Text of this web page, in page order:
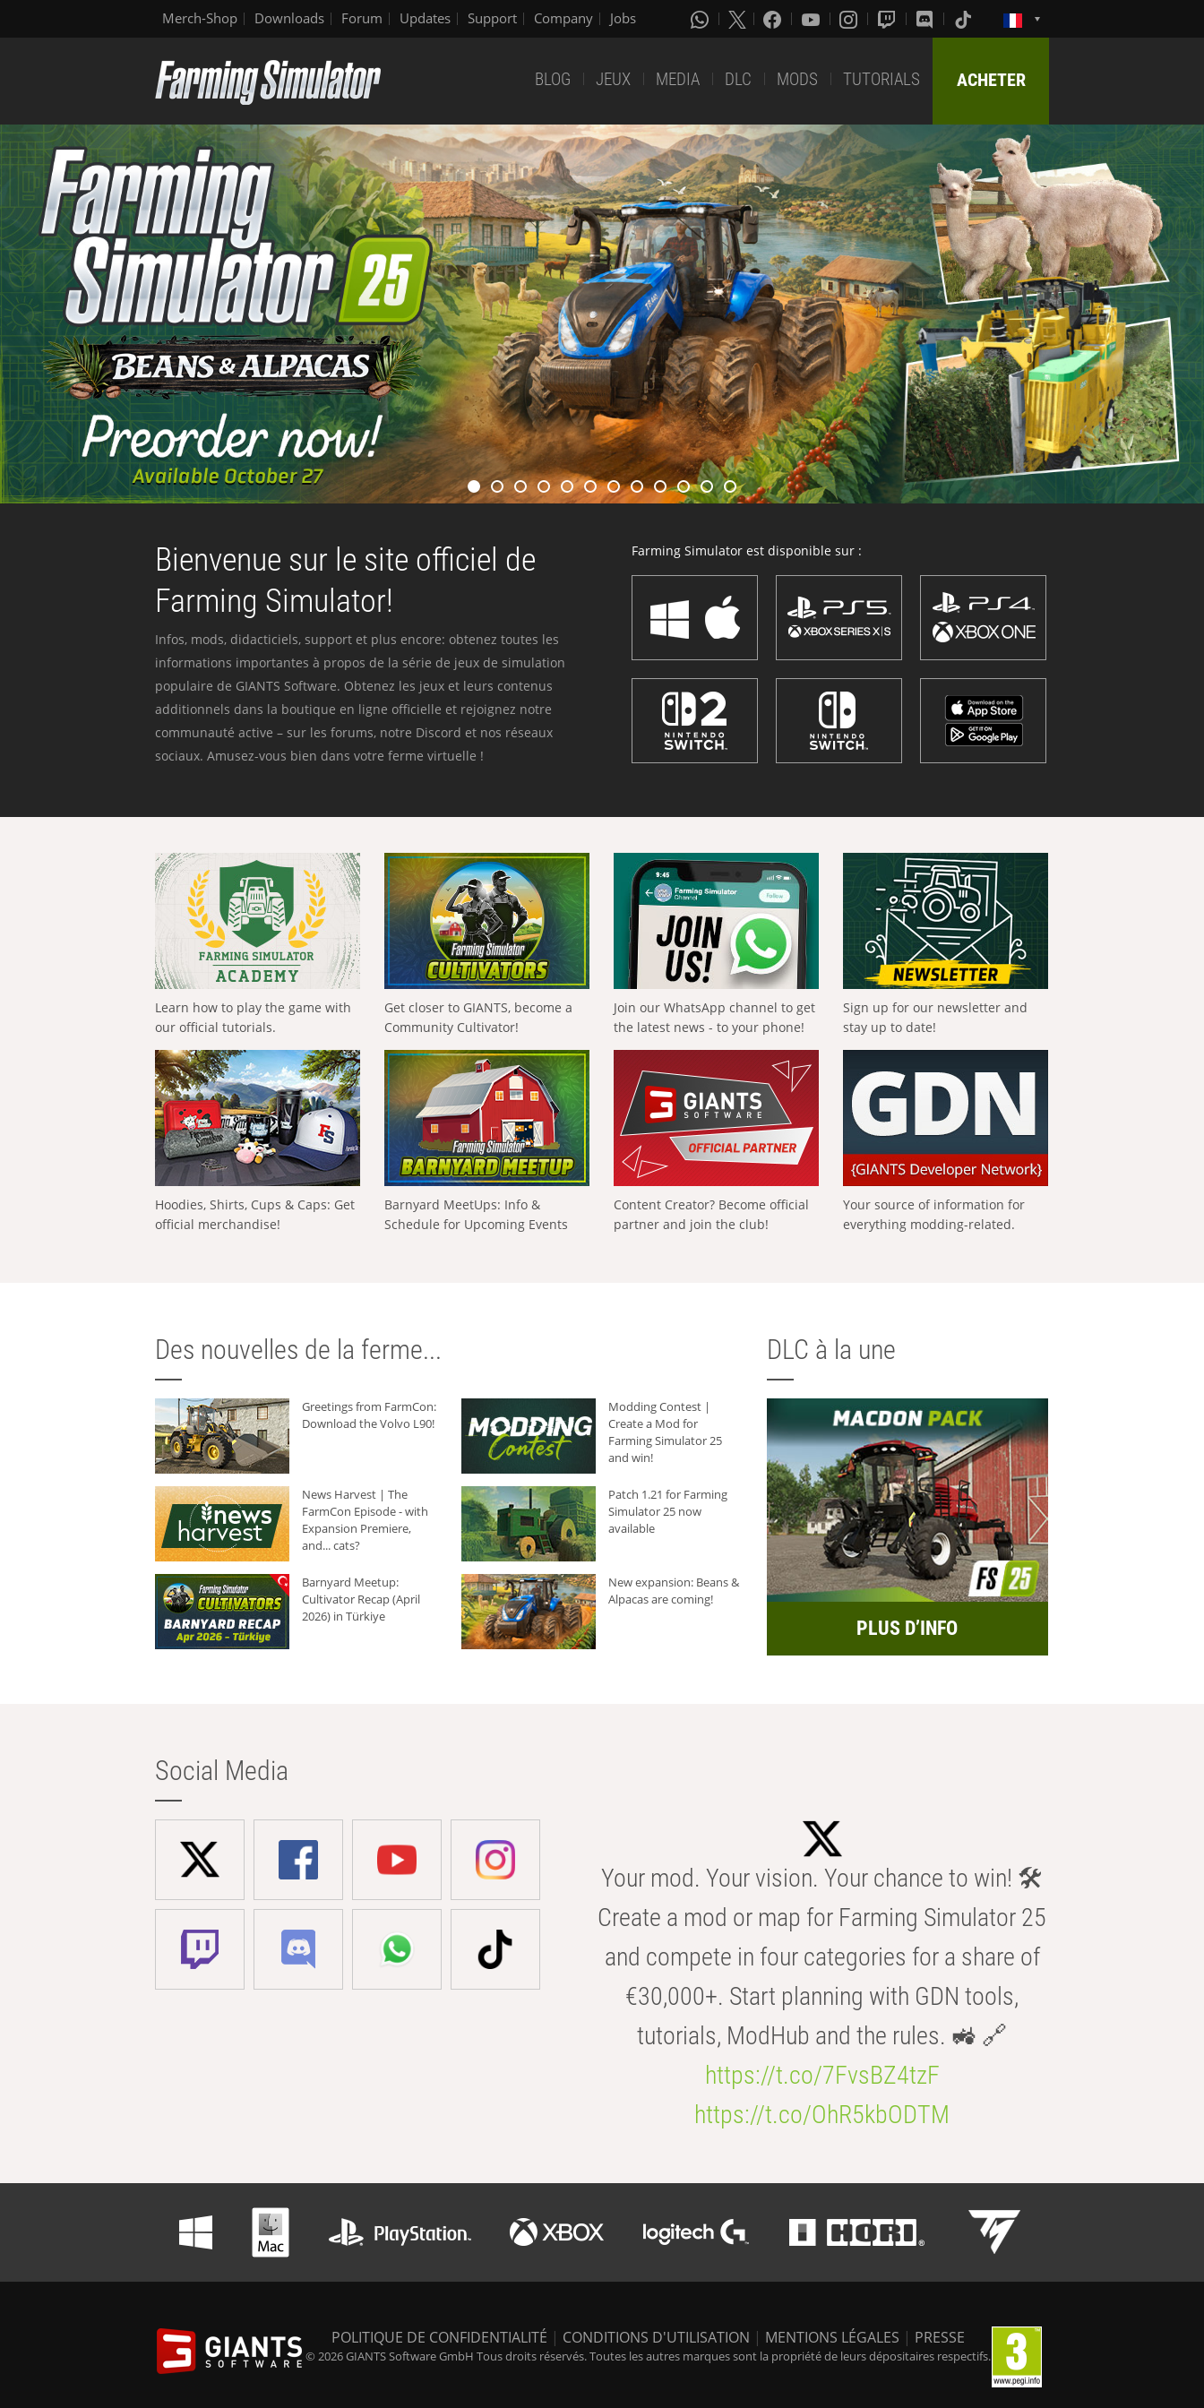
Merch-Shop Downloads Forum Updates Support Company Jobs
BLOG JEUX MEDIA DLC MODS TUTORIALS ACHETER
Bienvenue sur le site officiel de
Farming Simulator!
Infos, mods, didacticiels, support et plus encore: obtenez toutes les
informations importantes à propos de la série de jeux de simulation
populaire de GIANTS Software. Obtenez les jeux et leurs contenus
additionnels dans la boutique en ligne officielle et rejoignez notre
communauté active – sur les forums, notre Discord et nos réseaux
sociaux. Amusez-vous bien dans votre ferme virtuelle !
Farming Simulator est disponible sur :
Learn how to play the game with
our official tutorials.
Get closer to GIANTS, become a
Community Cultivator!
Join our WhatsApp channel to get
the latest news - to your phone!
Sign up for our newsletter and
stay up to date!
Hoodies, Shirts, Cups & Caps: Get
official merchandise!
Barnyard MeetUps: Info &
Schedule for Upcoming Events
Content Creator? Become official
partner and join the club!
Your source of information for
everything modding-related.
Des nouvelles de la ferme...
Greetings from FarmCon:
Download the Volvo L90!
Modding Contest |
Create a Mod for
Farming Simulator 25
and win!
News Harvest | The
FarmCon Episode - with
Expansion Premiere,
and... cats?
Patch 1.21 for Farming
Simulator 25 now
available
Barnyard Meetup:
Cultivator Recap (April
2026) in Türkiye
New expansion: Beans &
Alpacas are coming!
DLC à la une
PLUS D’INFO
Social Media
Your mod. Your vision. Your chance to win! 🛠️
Create a mod or map for Farming Simulator 25
and compete in four categories for a share of
€30,000+. Start planning with GDN tools,
tutorials, ModHub and the rules. 🚜 🔗
https://t.co/7FvsBZ4tzF
https://t.co/OhR5kbODTM
POLITIQUE DE CONFIDENTIALITÉ | CONDITIONS D'UTILISATION | MENTIONS LÉGALES | PRESSE
© 2026 GIANTS Software GmbH Tous droits réservés. Toutes les autres marques sont la propriété de leurs dépositaires respectifs.